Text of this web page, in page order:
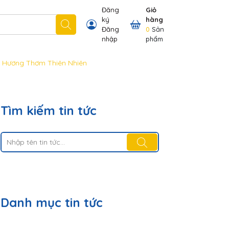
nhãn hiệu chúng tôi có Thông tin khách hàng
Đăng
ký
Đăng
nhập
Giỏ
hàng
0 Sản
phẩm
Thơm Thiên Nhiên
Tìm kiếm tin tức
Danh mục tin tức